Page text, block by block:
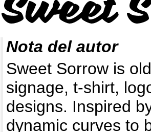
Nota del autor
Sweet Sorrow is
signage, t-shirt,
designs. Inspired
dynamic curves to